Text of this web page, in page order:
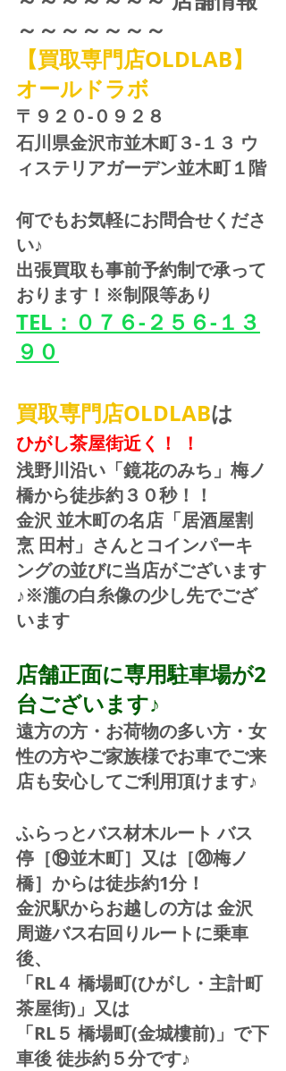
～～～～～～～
【買取専門店OLDLAB】
オールドラボ
〒９２０-０９２８
石川県金沢市並木町３-１３ ウ
ィステリアガーデン並木町１階
何でもお気軽にお問合せくださ
い♪
出張買取も事前予約制で承って
おります！※制限等あり
TEL：０７６-２５６-１３
９０
買取専門店OLDLABは
ひがし茶屋街近く！ ！
浅野川沿い「鏡花のみち」梅ノ
橋から徒歩約３０秒！！
金沢 並木町の名店「居酒屋割
烹 田村」さんとコインパーキ
ングの並びに当店がございます
♪※瀧の白糸像の少し先でござ
います
店舗正面に専用駐車場が2
台ございます♪
遠方の方・お荷物の多い方・女
性の方やご家族様でお車でご来
店も安心してご利用頂けます♪
ふらっとバス材木ルート バス
停［⑲並木町］又は［⑳梅ノ
橋］からは徒歩約1分！
金沢駅からお越しの方は 金沢
周遊バス右回りルートに乗車
後、
「RL４ 橋場町(ひがし・主計町
茶屋街)」又は
「RL５ 橋場町(金城樓前)」で下
車後 徒歩約５分です♪